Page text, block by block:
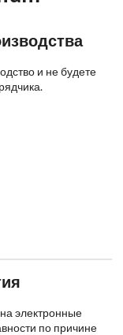
и не будете
электронные
по причине